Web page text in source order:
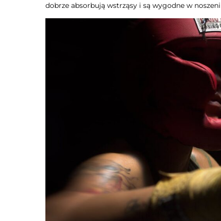
dobrze absorbują wstrząsy i są wygodne w